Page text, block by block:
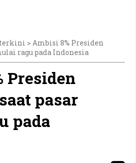
terkini >Ambisi 8% Presiden
ragu pada Indonesia
Presiden
pasar
pada